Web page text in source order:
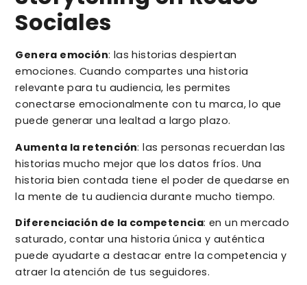
Sociales
Genera emoción: las historias despiertan
emociones. Cuando compartes una historia
relevante para tu audiencia, les permites
conectarse emocionalmente con tu marca, lo que
puede generar una lealtad a largo plazo.
Aumenta la retención: las personas recuerdan las
historias mucho mejor que los datos fríos. Una
historia bien contada tiene el poder de quedarse en
la mente de tu audiencia durante mucho tiempo.
Diferenciación de la competencia: en un mercado
saturado, contar una historia única y auténtica
puede ayudarte a destacar entre la competencia y
atraer la atención de tus seguidores.